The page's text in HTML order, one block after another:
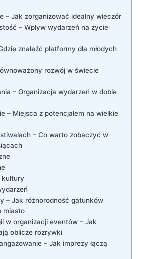
– Jak zorganizować idealny wieczór
– Wpływ wydarzeń na życie
znaleźć platformy dla młodych
rozwój w świecie
– Organizacja wydarzeń w dobie
– Miejsca z potencjałem na wielkie
– Co warto zobaczyć w
kultury
– Jak różnorodność gatunków
miasto
w organizacji eventów – Jak
oblicze rozrywki
– Jak imprezy łączą